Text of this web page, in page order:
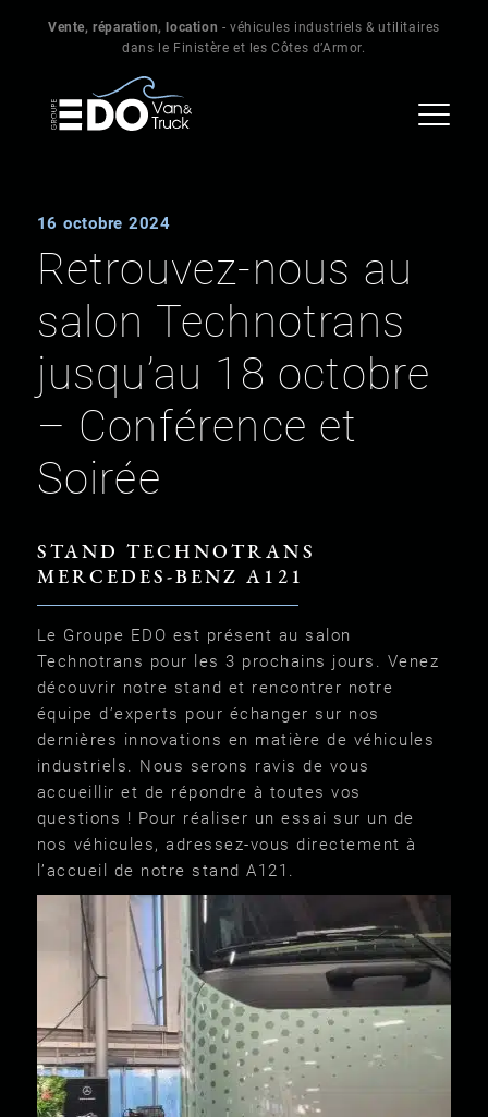
Vente, réparation, location - véhicules industriels & utilitaires
dans le Finistère et les Côtes d’Armor.
16 octobre 2024
Retrouvez-nous au
salon Technotrans
jusqu’au 18 octobre
– Conférence et
Soirée
STAND TECHNOTRANS
MERCEDES-BENZ A121
Le Groupe EDO est présent au salon
Technotrans pour les 3 prochains jours. Venez
découvrir notre stand et rencontrer notre
équipe d’experts pour échanger sur nos
dernières innovations en matière de véhicules
industriels. Nous serons ravis de vous
accueillir et de répondre à toutes vos
questions ! Pour réaliser un essai sur un de
nos véhicules, adressez-vous directement à
l’accueil de notre stand A121.